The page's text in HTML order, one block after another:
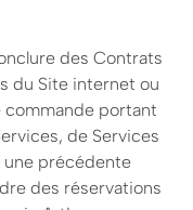
des Contrats
du Site internet ou
commande portant
de Services
une précédente
des réservations